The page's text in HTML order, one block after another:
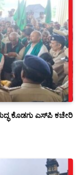
ಕೊಡಗು ಎಸ್‍ಪಿ ಕಚೇರಿ